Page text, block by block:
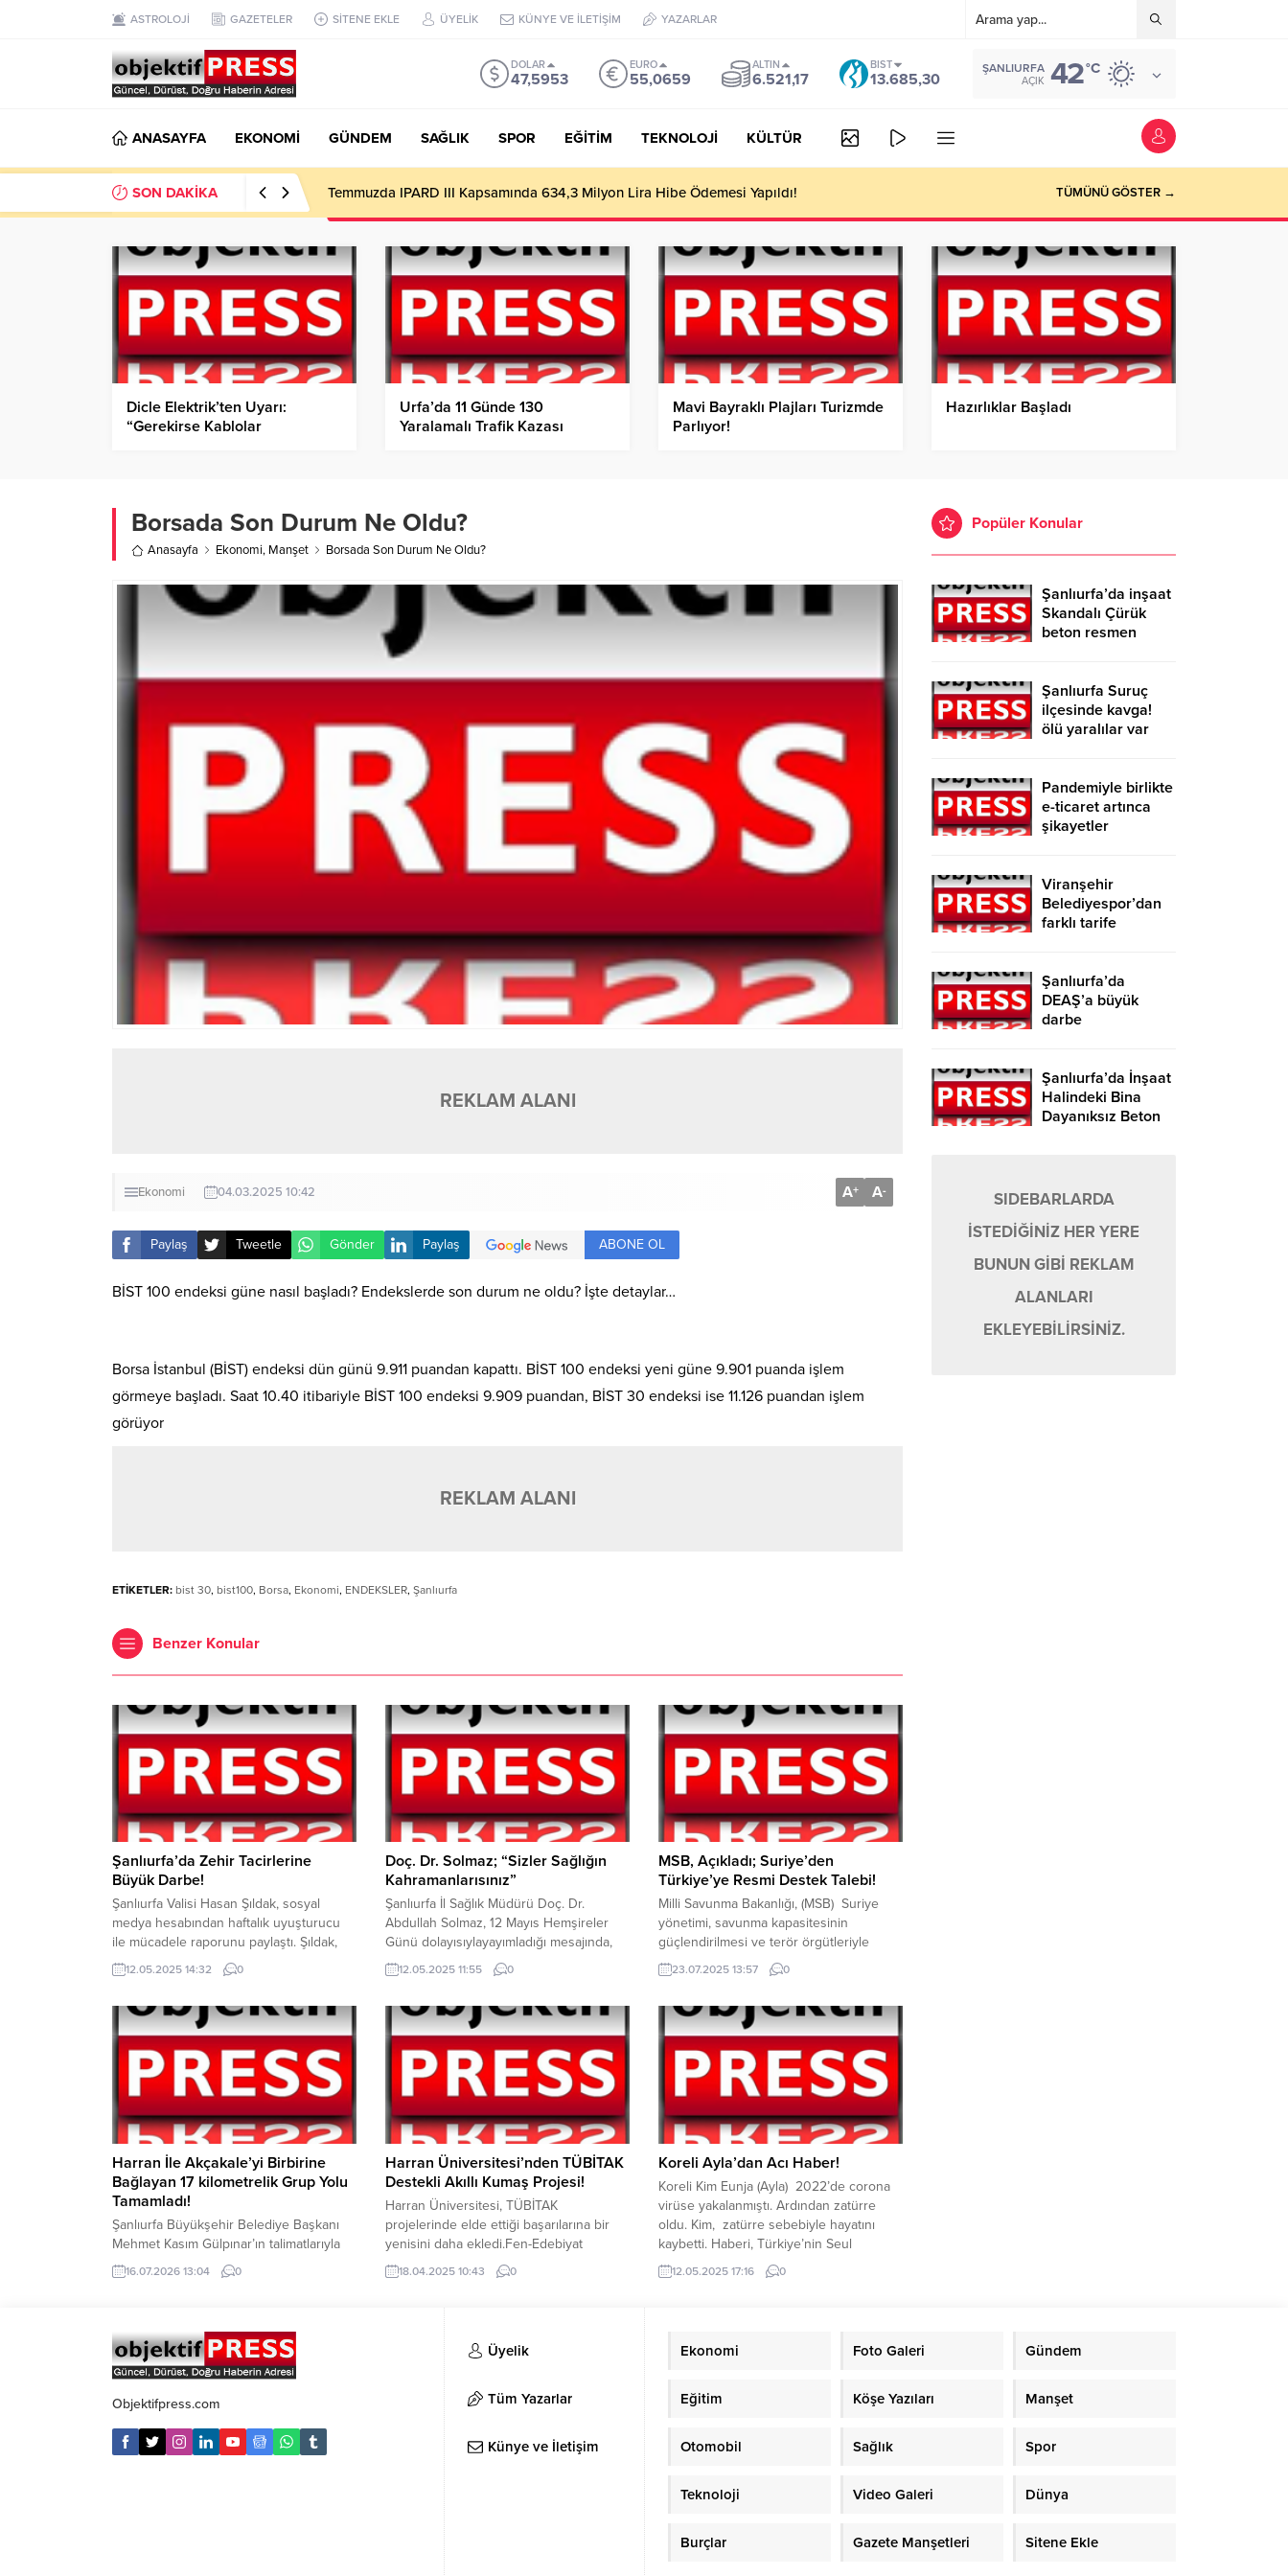
ASTROLOJİ GAZETELER SİTENE EKLE ÜYELİK KÜNYE VE İLETİŞİM YAZARLAR
DOLAR
47,5953
EURO
55,0659
ALTIN
6.521,17
BIST
13.685,30
ŞANLIURFA
AÇIK 42°C
ANASAYFA EKONOMİ GÜNDEM SAĞLIK SPOR EĞİTİM TEKNOLOJİ KÜLTÜR
SON DAKİKA Temmuzda IPARD III Kapsamında 634,3 Milyon Lira Hibe Ödemesi Yapıldı! TÜMÜNÜ GÖSTER →
Dicle Elektrik’ten Uyarı:
“Gerekirse Kablolar
Urfa’da 11 Günde 130
Yaralamalı Trafik Kazası
Mavi Bayraklı Plajları Turizmde
Parlıyor!
Hazırlıklar Başladı
Borsada Son Durum Ne Oldu?
Anasayfa Ekonomi, Manşet Borsada Son Durum Ne Oldu?
REKLAM ALANI
Ekonomi 04.03.2025 10:42 A+ A-
Paylaş Tweetle Gönder Paylaş ABONE OL
BİST 100 endeksi güne nasıl başladı? Endekslerde son durum ne oldu? İşte detaylar…
Borsa İstanbul (BİST) endeksi dün günü 9.911 puandan kapattı. BİST 100 endeksi yeni güne 9.901 puanda işlem
görmeye başladı. Saat 10.40 itibariyle BİST 100 endeksi 9.909 puandan, BİST 30 endeksi ise 11.126 puandan işlem
görüyor
REKLAM ALANI
ETİKETLER: bist 30, bist100, Borsa, Ekonomi, ENDEKSLER, Şanlıurfa
Benzer Konular
Şanlıurfa’da Zehir Tacirlerine
Büyük Darbe!
Şanlıurfa Valisi Hasan Şıldak, sosyal
medya hesabından haftalık uyuşturucu
ile mücadele raporunu paylaştı. Şıldak,
son bir haftada kentte yapılan
operasyonlarda 20 Şüphelinin gözaltına
operasyonlarda; 23.350 gram Skunk,
9.346 gram Esrar, 159 gram
Metamfetamin, 290 gram Bonzai, 68.428
gram Eroin, 211 adet Sentetik hap ele
geçirildi. Operasyonlarda; 20...
12.05.2025 14:32 0
Doç. Dr. Solmaz; “Sizler Sağlığın
Kahramanlarısınız”
Şanlıurfa İl Sağlık Müdürü Doç. Dr.
Abdullah Solmaz, 12 Mayıs Hemşireler
Günü dolayısıylayayımladığı mesajında,
Her yıl 12 Mayıs’ta kutlanan Hemşireler
Günü, sağlık hizmetlerinin temel
fedakârlığını, emeğini ve özverisini bir
kez daha hatırlamak ve takdir etmek için
önemli bir fırsattır. Hemşirelerimiz, sağlık
sistemimizin en önemli yapı taşlarından...
12.05.2025 11:55 0
MSB, Açıkladı; Suriye’den
Türkiye’ye Resmi Destek Talebi!
Milli Savunma Bakanlığı, (MSB) Suriye
yönetimi, savunma kapasitesinin
güçlendirilmesi ve terör örgütleriyle
mücadele konularında Türkiye’den resmi
destek istedi. MSB, Suriye Yönetiminin
şu ifadeleri kullandı; “Milli Savunma
Bakanlığı olarak Suriye’nin yeni
hükümetiyle yakın bir iş birliği içinde
çalışmaktayız. Suriye yönetimi tarafından
savunma kapasitesinin güçlendirilmesi ve
başta DEAŞ (IŞİD) olmak...
23.07.2025 13:57 0
Harran İle Akçakale’yi Birbirine
Bağlayan 17 kilometrelik Grup Yolu
Tamamladı!
Şanlıurfa Büyükşehir Belediye Başkanı
Mehmet Kasım Gülpınar’ın talimatlarıyla
hayata geçirilenHarran–Akçakale grup
yolu çalışmaları tamamlandı. Yaklaşık 30
güvenli ve konforlu hale getirirken
Harran ile Akçakale arasındaki mesafeyi
de 7 kilometre kısalttı. Şanlıurfa
Büyükşehir Belediyesi, kırsal ulaşımı
güçlendirmeye yönelik yatırımlarına
Harran – Akçakale grup...
16.07.2026 13:04 0
Harran Üniversitesi’nden TÜBİTAK
Destekli Akıllı Kumaş Projesi!
Harran Üniversitesi, TÜBİTAK
projelerinde elde ettiği başarılarına bir
yenisini daha ekledi.Fen-Edebiyat
Fakültesi bünyesinde hazırlanan
“Radyasyona Karşı Koruyucu Akıllı
Türkiye Bilimsel ve Teknolojik Araştırma
Kurumu (TÜBİTAK)tarafından
desteklenmeye hak kazandı. Teknolojinin
hızla geliştiği günümüzde, özellikle
sağlık, bilim, sanayi ve savunma
gibisektörlerde çalışan bireyler ciddi
oranda radyasyona maruz kalıyor. Bu...
18.04.2025 10:43 0
Koreli Ayla’dan Acı Haber!
Koreli Kim Eunja (Ayla) 2022’de corona
virüse yakalanmıştı. Ardından zatürre
oldu. Kim, zatürre sebebiyle hayatını
kaybetti. Haberi, Türkiye’nin Seul
Büyükelçiliği duyurdu. Kim, Songdo Hana
Hastanesi Yaşlı Bakım Servisi’nde tedavi
hastanede hayatını kaybetti. Türkiye’nin
12.05.2025 17:16 0
Popüler Konular
Şanlıurfa’da inşaat
Skandalı Çürük
beton resmen
Şanlıurfa Suruç
ilçesinde kavga!
ölü yaralılar var
Pandemiyle birlikte
e-ticaret artınca
şikayetler
Viranşehir
Belediyespor’dan
farklı tarife
Şanlıurfa’da
DEAŞ’a büyük
darbe
Şanlıurfa’da İnşaat
Halindeki Bina
Dayanıksız Beton
SIDEBARLARDA
İSTEDİĞİNİZ HER YERE
BUNUN GİBİ REKLAM
ALANLARI
EKLEYEBİLİRSİNİZ.
Objektifpress.com
Üyelik
Tüm Yazarlar
Künye ve İletişim
Ekonomi Foto Galeri Gündem
Eğitim Köşe Yazıları Manşet
Otomobil Sağlık Spor
Teknoloji Video Galeri Dünya
Burçlar Gazete Manşetleri Sitene Ekle